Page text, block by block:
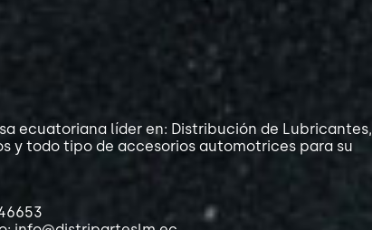
ecuatoriana líder en: Distribución de Lubricantes,
y todo tipo de accesorios automotrices para su